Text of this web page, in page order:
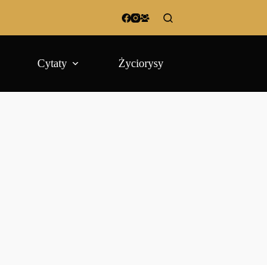
Cytaty Życiorysy